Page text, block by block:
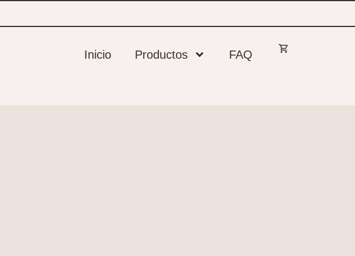
Inicio Productos FAQ